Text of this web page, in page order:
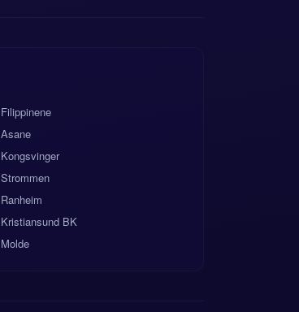
Filippinene
Asane
Kongsvinger
Strommen
Ranheim
Kristiansund BK
Molde